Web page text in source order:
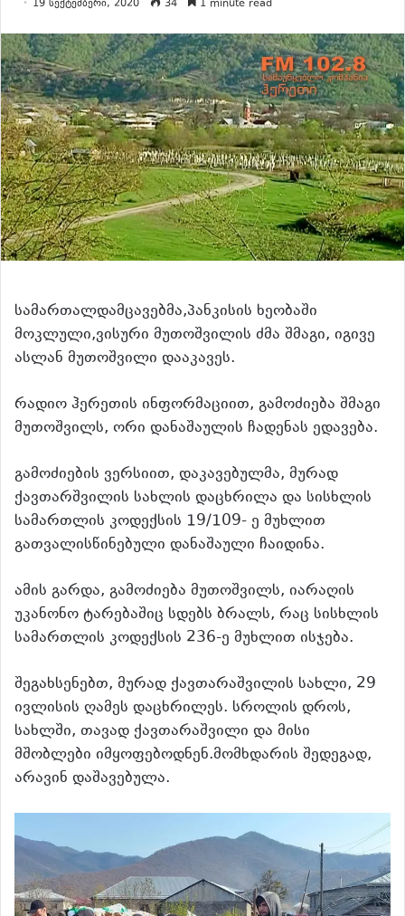
19 სექტემბერი, 2020 34 1 minute read
სამართალდამცავებმა,პანკისის ხეობაში
მოკლული,ვისური მუთოშვილის ძმა შმაგი, იგივე
ასლან მუთოშვილი დააკავეს.
რადიო ჰერეთის ინფორმაციით, გამოძიება შმაგი
მუთოშვილს, ორი დანაშაულის ჩადენას ედავება.
გამოძიების ვერსიით, დაკავებულმა, მურად
ქავთარშვილის სახლის დაცხრილა და სისხლის
სამართლის კოდექსის 19/109- ე მუხლით
გათვალისწინებული დანაშაული ჩაიდინა.
ამის გარდა, გამოძიება მუთოშვილს, იარაღის
უკანონო ტარებაშიც სდებს ბრალს, რაც სისხლის
სამართლის კოდექსის 236-ე მუხლით ისჯება.
შეგახსენებთ, მურად ქავთარაშვილის სახლი, 29
ივლისის ღამეს დაცხრილეს. სროლის დროს,
სახლში, თავად ქავთარაშვილი და მისი
მშობლები იმყოფებოდნენ.მომხდარის შედეგად,
არავინ დაშავებულა.